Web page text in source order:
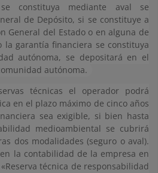
constituya mediante aval se
de Depósito, si se constituye a
General del Estado o en alguna de
la garantía financiera se constituya
autónoma, se depositará en el
autónoma.
técnicas el operador podrá
en el plazo máximo de cinco años
sea exigible, si bien hasta
medioambiental se cubrirá
dos modalidades (seguro o aval).
la contabilidad de la empresa en
técnica de responsabilidad